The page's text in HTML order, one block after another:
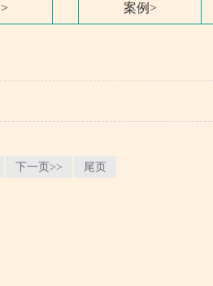
> 案例>
下一页>> 尾页